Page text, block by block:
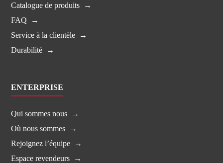
Catalogue de produits
FAQ
Service à la clientèle
Durabilité
ENTERPRISE
Qui sommes nous
Où nous sommes
Rejoignez l’équipe
Espace revendeurs